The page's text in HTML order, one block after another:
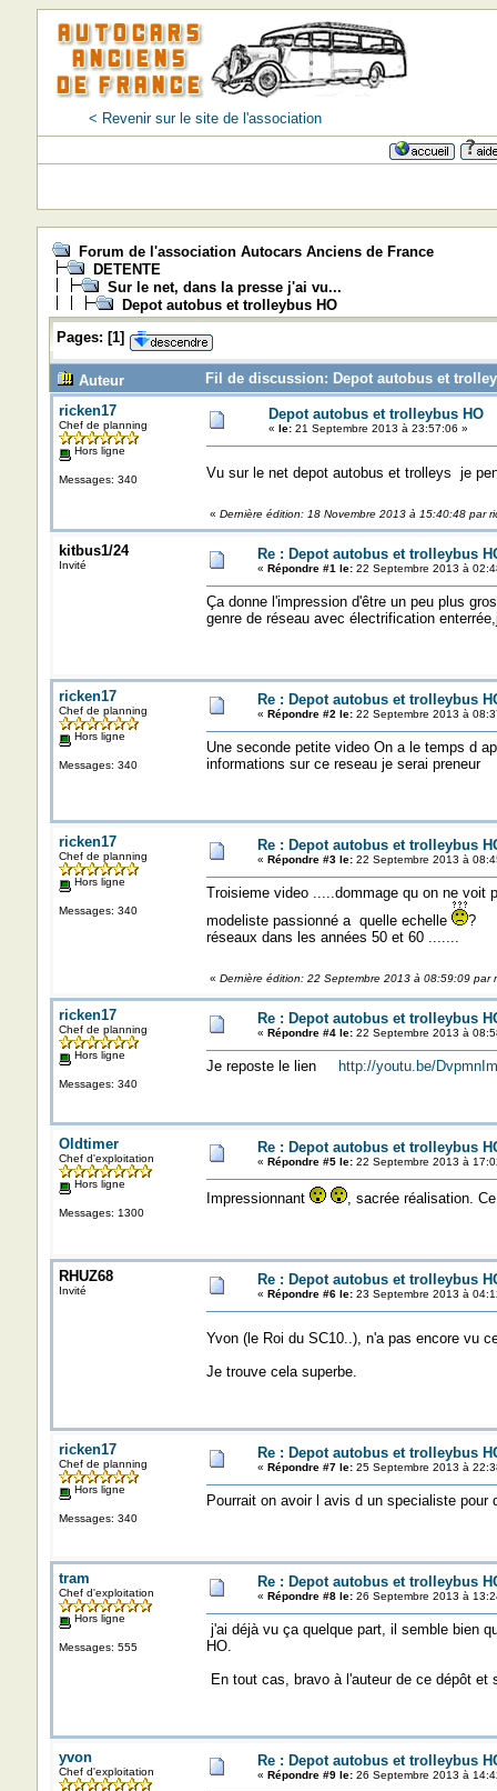
< Revenir sur le site de l'association
Forum de l'association Autocars Anciens de France
DETENTE
Sur le net, dans la presse j'ai vu...
Depot autobus et trolleybus HO
Pages: [1]
Auteur
Fil de discussion: Depot autobus et
ricken17
Chef de planning
Hors ligne
Messages: 340
Depot autobus et trolleybus HO
« le:21 Septembre 2013 à 23:57:06 »
Vu sur le net depot autobus et trolleys je
« Dernière édition: 18 Novembre 2013 à 15:40:48 par
kitbus1/24
Invité
Re : Depot autobus et trolleybus
« Répondre #1 le:22 Septembre 2013 à
Ça donne l'impression d'être un peu plus
genre de réseau avec électrification
ricken17
Chef de planning
Hors ligne
Messages: 340
Re : Depot autobus et trolleybus
« Répondre #2 le:22 Septembre 2013 à
Une seconde petite video On a le temps d
informations sur ce reseau je serai
ricken17
Chef de planning
Hors ligne
Messages: 340
Re : Depot autobus et trolleybus
« Répondre #3 le:22 Septembre 2013 à
Troisieme video .....dommage qu on ne voit
modeliste passionné a quelle echelle
? A
réseaux dans les années 50 et 60 .......
« Dernière édition: 22 Septembre 2013 à 08:59:09 par
ricken17
Chef de planning
Hors ligne
Messages: 340
Re : Depot autobus et trolleybus
« Répondre #4 le:22 Septembre 2013 à
Je reposte le lien http://youtu.be/
Oldtimer
Chef d'exploitation
Hors ligne
Messages: 1300
Re : Depot autobus et trolleybus
« Répondre #5 le:22 Septembre 2013 à
Impressionnant , sacrée réalisation.
RHUZ68
Invité
Re : Depot autobus et trolleybus
« Répondre #6 le:23 Septembre 2013 à
Yvon (le Roi du SC10..), n'a pas encore vu
Je trouve cela superbe.
ricken17
Chef de planning
Hors ligne
Messages: 340
Re : Depot autobus et trolleybus
« Répondre #7 le:25 Septembre 2013 à
Pourrait on avoir l avis d un specialiste
tram
Chef d'exploitation
Hors ligne
Messages: 555
Re : Depot autobus et trolleybus
« Répondre #8 le:26 Septembre 2013 à
j'ai déjà vu ça quelque part, il semble bien
HO.
En tout cas, bravo à l'auteur de ce dépôt et
yvon
Chef d'exploitation
Re : Depot autobus et trolleybus
« Répondre #9 le:26 Septembre 2013 à